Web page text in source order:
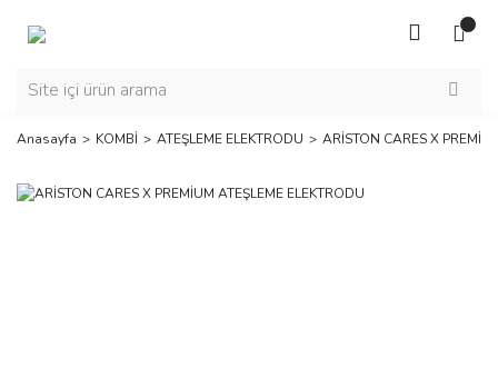
Anasayfa KOMBİ ATEŞLEME ELEKTRODU ARİSTON CARES X